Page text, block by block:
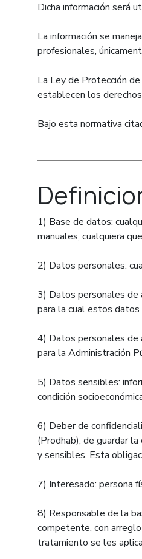
Dicha información será
La información se
profesionales,
La Ley de Protección
establecen los
Bajo esta normativa
1) Base de datos:
manuales, cualquiera
2) Datos personales:
3) Datos personales de
para la cual estos datos
4) Datos personales de
para la Administración
5) Datos sensibles:
condición
6) Deber de
(Prodhab), de guardar
y sensibles. Esta
7) Interesado: persona
8) Responsable de la
competente, con
tratamiento se les